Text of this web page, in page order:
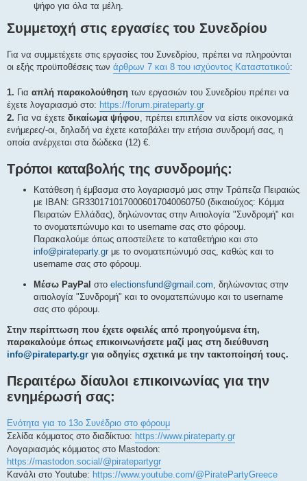
ψήφο για όλα τα μέλη.
Συμμετοχή στις εργασίες του Συνεδρίου
Για να συμμετέχετε στις εργασίες του Συνεδρίου, πρέπει να πληρούνται
οι εξής προϋποθέσεις των άρθρων 7 και 8 του ισχύοντος Καταστατικού:
1. Για απλή παρακολούθηση των εργασιών του Συνεδρίου πρέπει να
έχετε λογαριασμό στο: https://forum.pirateparty.gr
2. Για να έχετε δικαίωμα ψήφου , πρέπει επιπλέον να είστε οικονομικά
ενήμερες/-οι, δηλαδή να έχετε καταβάλει την ετήσια συνδρομή σας, η
οποία ανέρχεται στα δώδεκα (12) €.
Τρόποι καταβολής της συνδρομής:
Κατάθεση ή έμβασμα στο λογαριασμό μας στην Τράπεζα Πειραιώς
με IBAN: GR3301710170006017040060750 (δικαιούχος: Κόμμα
Πειρατών Ελλάδας), δηλώνοντας στην Αιτιολογία "Συνδρομή" και
το ονοματεπώνυμο και το username σας στο φόρουμ.
Παρακαλούμε όπως αποστείλετε το καταθετήριο και στο
info@pirateparty.gr με το ονοματεπώνυμό σας, καθώς και το
username σας στο φόρουμ.
Μέσω PayPal στο electionsfund@gmail.com , δηλώνοντας στην
αιτιολογία "Συνδρομή" και το ονοματεπώνυμο και το username
σας στο φόρουμ.
Στην περίπτωση που έχετε οφειλές από προηγούμενα έτη,
παρακαλούμε όπως επικοινωνήσετε μαζί μας στη διεύθυνση
info@pirateparty.gr για οδηγίες σχετικά με την τακτοποίησή τους.
Περαιτέρω δίαυλοι επικοινωνίας για την
ενημέρωσή σας:
Ενότητα για το 13ο Συνέδριο στο φόρουμ
Σελίδα κόμματος στο διαδίκτυο: https://www.pirateparty.gr
Λογαριασμός κόμματος στο Mastodon:
https://mastodon.social/@piratepartygr
Κανάλι στο Youtube: https://www.youtube.com/@PiratePartyGreece